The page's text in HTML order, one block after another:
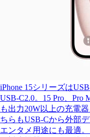
iPhone 15シリーズは
USB-C2.0。15 Pro、Pro
も出力20W以上の充電
ちらもUSB-Cから外部
エンタメ用途にも最適